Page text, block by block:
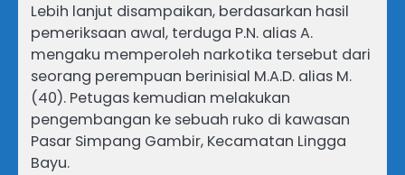
Lebih lanjut disampaikan, berdasarkan hasil
pemeriksaan awal, terduga P.N. alias A.
mengaku memperoleh narkotika tersebut dari
seorang perempuan berinisial M.A.D. alias M.
(40). Petugas kemudian melakukan
pengembangan ke sebuah ruko di kawasan
Pasar Simpang Gambir, Kecamatan Lingga
Bayu.